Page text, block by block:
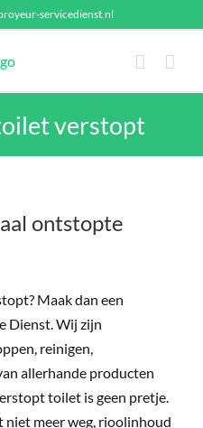
servicedienst.nl
verstopt
ontstopte
Maak dan een
Dienst. Wij zijn
reinigen,
allerhande producten
toilet is geen pretje.
niet meer weg, rioolinhoud